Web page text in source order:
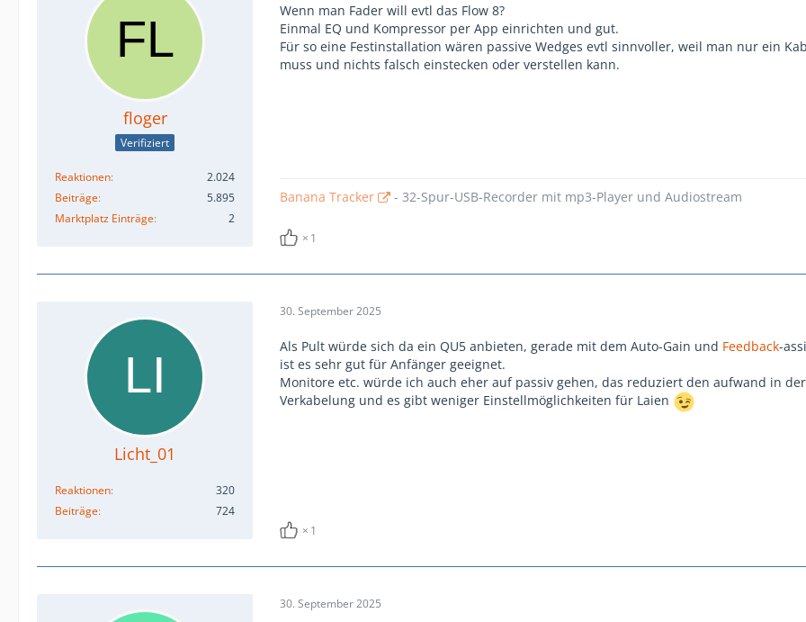
floger
Verifiziert
Reaktionen
2.024
Beiträge
5.895
Marktplatz Einträge
2
Wenn man Fader will evtl das Flow 8?
Einmal EQ und Kompressor per App einrichten und gut.
Für so eine Festinstallation wären passive Wedges evtl sinnvoller, weil man nur ein
muss und nichts falsch einstecken oder verstellen kann.
Banana Tracker - 32-Spur-USB-Recorder mit mp3-Player und Audiostream
1
Licht_01
Reaktionen
320
Beiträge
724
30. September 2025
Als Pult würde sich da ein QU5 anbieten, gerade mit dem Auto-Gain und Feedback-
ist es sehr gut für Anfänger geeignet.
Monitore etc. würde ich auch eher auf passiv gehen, das reduziert den aufwand in der
Verkabelung und es gibt weniger Einstellmöglichkeiten für Laien
1
30. September 2025